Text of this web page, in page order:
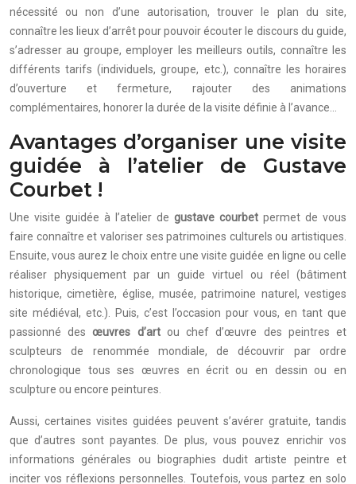
nécessité ou non d’une autorisation, trouver le plan du site,
connaître les lieux d’arrêt pour pouvoir écouter le discours du guide,
s’adresser au groupe, employer les meilleurs outils, connaître les
différents tarifs (individuels, groupe, etc.), connaître les horaires
d’ouverture et fermeture, rajouter des animations
complémentaires, honorer la durée de la visite définie à l’avance…
Avantages d’organiser une visite
guidée à l’atelier de Gustave
Courbet !
Une visite guidée à l’atelier de gustave courbet permet de vous
faire connaître et valoriser ses patrimoines culturels ou artistiques.
Ensuite, vous aurez le choix entre une visite guidée en ligne ou celle
réaliser physiquement par un guide virtuel ou réel (bâtiment
historique, cimetière, église, musée, patrimoine naturel, vestiges
site médiéval, etc.). Puis, c’est l’occasion pour vous, en tant que
passionné desœuvres d’artou chef d’œuvre des peintres et
sculpteurs de renommée mondiale, de découvrir par ordre
chronologique tous ses œuvres en écrit ou en dessin ou en
sculpture ou encore peintures.
Aussi, certaines visites guidées peuvent s’avérer gratuite, tandis
que d’autres sont payantes. De plus, vous pouvez enrichir vos
informations générales ou biographies dudit artiste peintre et
inciter vos réflexions personnelles. Toutefois, vous partez en solo